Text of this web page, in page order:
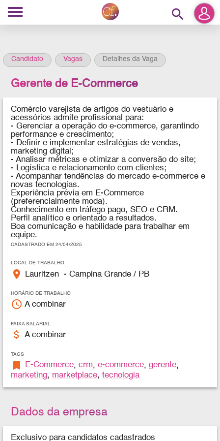
search
Candidato Vagas Detalhes da Vaga
Gerente de E-Commerce
Comércio varejista de artigos do vestuário e
acessórios admite profissional para:
-Gerenciar a operação do e-commerce, garantindo
performance e crescimento;
- Definir e implementar estratégias de vendas,
marketing digital;
- Analisar métricas e otimizar a conversão do site;
- Logística e relacionamento com clientes;
- Acompanhar tendências do mercado e-commerce e
novas tecnologias.
Experiência prévia em E-Commerce
(preferencialmente moda).
Conhecimento em tráfego pago, SEO e CRM.
Perfil analítico e orientado a resultados.
Boa comunicação e habilidade para trabalhar em
equipe.
CADASTRADO EM 24/04/2025
LOCAL DE TRABALHO
place Lauritzen - Campina Grande / PB
HORÁRIO DE TRABALHO
access_time A combinar
FAIXA SALARIAL
attach_money A combinar
TAGS
bookmark E-Commerce,crm,e-commerce,gerente,
marketing, marketplace,tecnologia
Dados da empresa
Exclusivo para candidatos cadastrados